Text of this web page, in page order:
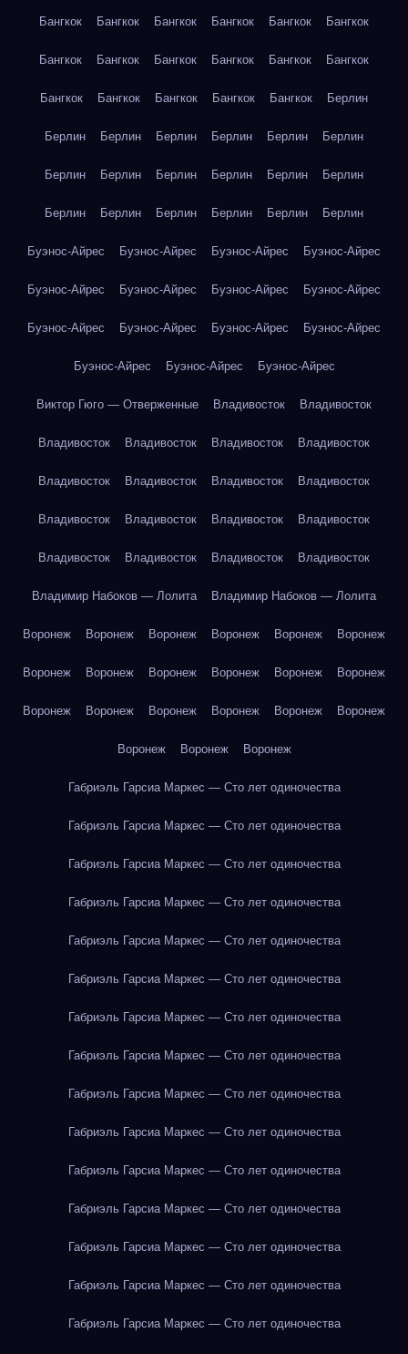
Бангкок Бангкок Бангкок Бангкок Бангкок Бангкок
Бангкок Бангкок Бангкок Бангкок Бангкок Бангкок
Бангкок Бангкок Бангкок Бангкок Бангкок Берлин
Берлин Берлин Берлин Берлин Берлин Берлин
Берлин Берлин Берлин Берлин Берлин Берлин
Берлин Берлин Берлин Берлин Берлин Берлин
Буэнос-Айрес Буэнос-Айрес Буэнос-Айрес Буэнос-Айрес
Буэнос-Айрес Буэнос-Айрес Буэнос-Айрес Буэнос-Айрес
Буэнос-Айрес Буэнос-Айрес Буэнос-Айрес Буэнос-Айрес
Буэнос-Айрес Буэнос-Айрес Буэнос-Айрес
Виктор Гюго — Отверженные Владивосток Владивосток
Владивосток Владивосток Владивосток Владивосток
Владивосток Владивосток Владивосток Владивосток
Владивосток Владивосток Владивосток Владивосток
Владивосток Владивосток Владивосток Владивосток
Владимир Набоков — Лолита Владимир Набоков — Лолита
Воронеж Воронеж Воронеж Воронеж Воронеж Воронеж
Воронеж Воронеж Воронеж Воронеж Воронеж Воронеж
Воронеж Воронеж Воронеж Воронеж Воронеж Воронеж
Воронеж Воронеж Воронеж
Габриэль Гарсиа Маркес — Сто лет одиночества
Габриэль Гарсиа Маркес — Сто лет одиночества
Габриэль Гарсиа Маркес — Сто лет одиночества
Габриэль Гарсиа Маркес — Сто лет одиночества
Габриэль Гарсиа Маркес — Сто лет одиночества
Габриэль Гарсиа Маркес — Сто лет одиночества
Габриэль Гарсиа Маркес — Сто лет одиночества
Габриэль Гарсиа Маркес — Сто лет одиночества
Габриэль Гарсиа Маркес — Сто лет одиночества
Габриэль Гарсиа Маркес — Сто лет одиночества
Габриэль Гарсиа Маркес — Сто лет одиночества
Габриэль Гарсиа Маркес — Сто лет одиночества
Габриэль Гарсиа Маркес — Сто лет одиночества
Габриэль Гарсиа Маркес — Сто лет одиночества
Габриэль Гарсиа Маркес — Сто лет одиночества